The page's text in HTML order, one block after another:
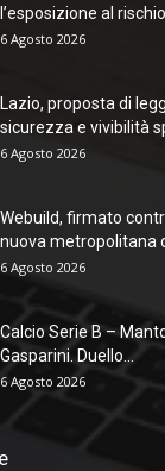
l’esposizione al
6 Agosto 2026
Lazio, proposta di
sicurezza e vivibilità
6 Agosto 2026
Webuild, firmato
nuova metropolitana
6 Agosto 2026
Calcio Serie B –
Gasparini. Duello...
6 Agosto 2026